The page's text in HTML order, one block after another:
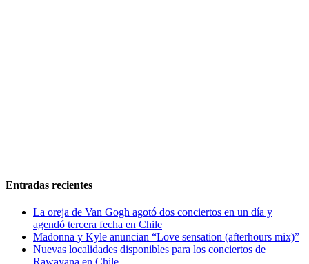
Entradas recientes
La oreja de Van Gogh agotó dos conciertos en un día y
agendó tercera fecha en Chile
Madonna y Kyle anuncian “Love sensation (afterhours mix)”
Nuevas localidades disponibles para los conciertos de
Rawayana en Chile